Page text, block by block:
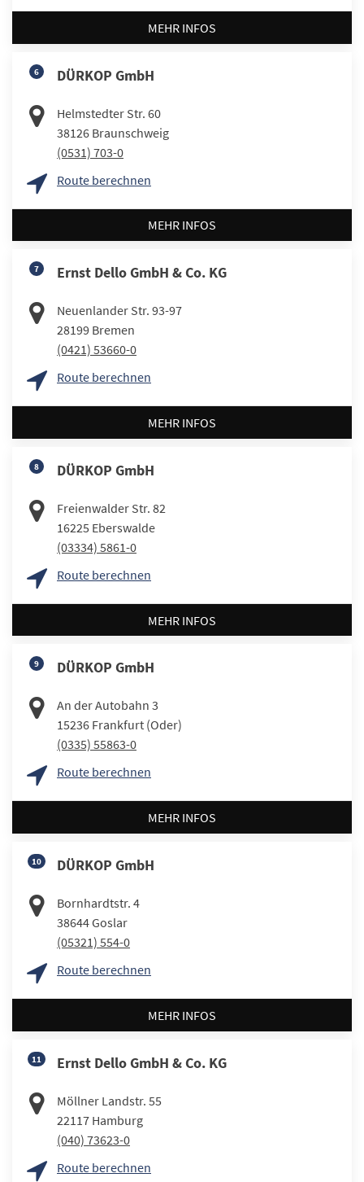
MEHR INFOS
6 DÜRKOP GmbH
Helmstedter Str. 60
38126 Braunschweig
(0531) 703-0
Route berechnen
MEHR INFOS
7 Ernst Dello GmbH & Co. KG
Neuenlander Str. 93-97
28199 Bremen
(0421) 53660-0
Route berechnen
MEHR INFOS
8 DÜRKOP GmbH
Freienwalder Str. 82
16225 Eberswalde
(03334) 5861-0
Route berechnen
MEHR INFOS
9 DÜRKOP GmbH
An der Autobahn 3
15236 Frankfurt (Oder)
(0335) 55863-0
Route berechnen
MEHR INFOS
10 DÜRKOP GmbH
Bornhardtstr. 4
38644Goslar
(05321) 554-0
Route berechnen
MEHR INFOS
11 Ernst Dello GmbH & Co. KG
Möllner Landstr. 55
22117 Hamburg
(040) 73623-0
Route berechnen